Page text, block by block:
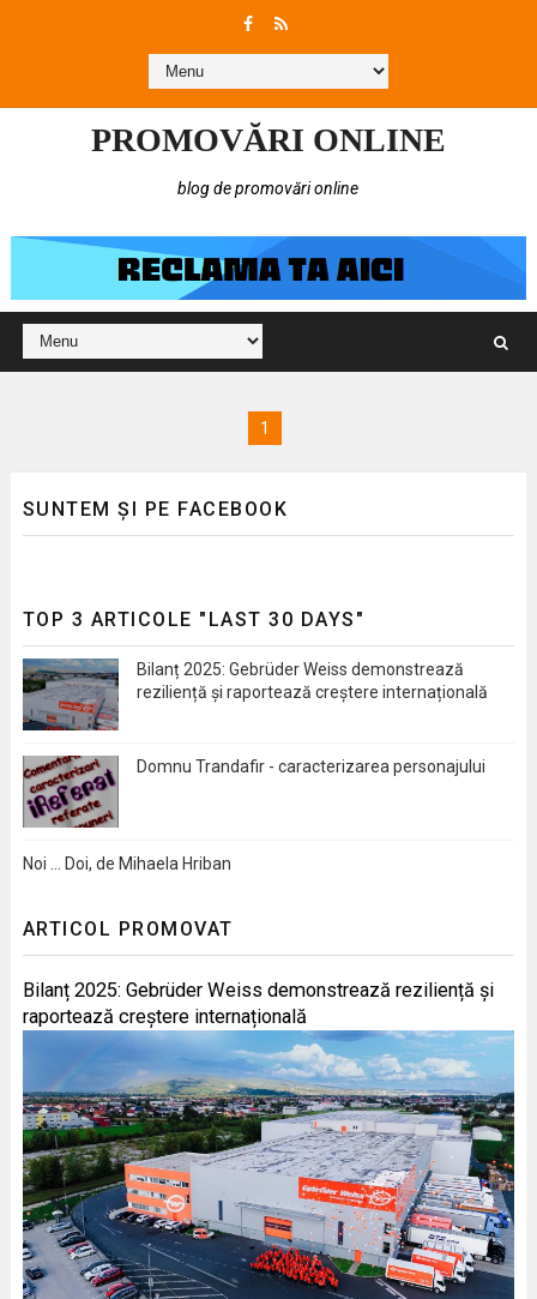
PROMOVĂRI ONLINE
blog de promovări online
1
SUNTEM ȘI PE FACEBOOK
TOP 3 ARTICOLE "LAST 30 DAYS"
Bilanț 2025: Gebrüder Weiss demonstrează
reziliență și raportează creștere internațională
Domnu Trandafir - caracterizarea personajului
Noi … Doi, de Mihaela Hriban
ARTICOL PROMOVAT
Bilanț 2025: Gebrüder Weiss demonstrează reziliență și
raportează creștere internațională